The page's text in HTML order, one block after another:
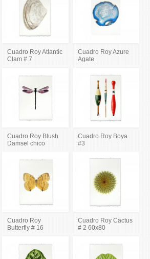
Cuadro Roy Atlantic
Clam # 7
Cuadro Roy Azure
Agate
Cuadro Roy Blush
Damsel chico
Cuadro Roy Boya
#3
Cuadro Roy
Butterfly # 16
Cuadro Roy Cactus
# 2 60x80